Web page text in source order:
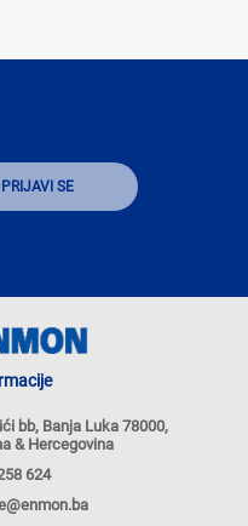
bb, Banja Luka 78000,
& Hercegovina
624